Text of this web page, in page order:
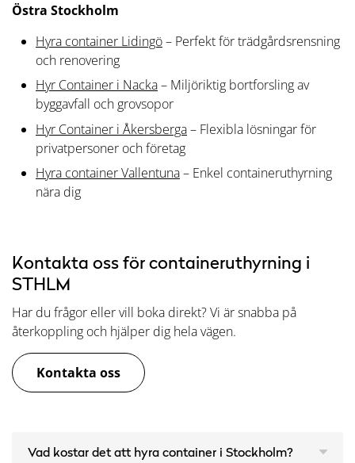
Östra Stockholm
Hyra container Lidingö– Perfekt för trädgårdsrensning
och renovering
Hyr Container i Nacka– Miljöriktig bortforsling av
byggavfall och grovsopor
Hyr Container i Åkersberga– Flexibla lösningar för
privatpersoner och företag
Hyra container Vallentuna– Enkel containeruthyrning
nära dig
Kontakta oss för containeruthyrning i
STHLM
Har du frågor eller vill boka direkt? Vi är snabba på
återkoppling och hjälper dig hela vägen.
Kontakta oss
Vad kostar det att hyra container i Stockholm?